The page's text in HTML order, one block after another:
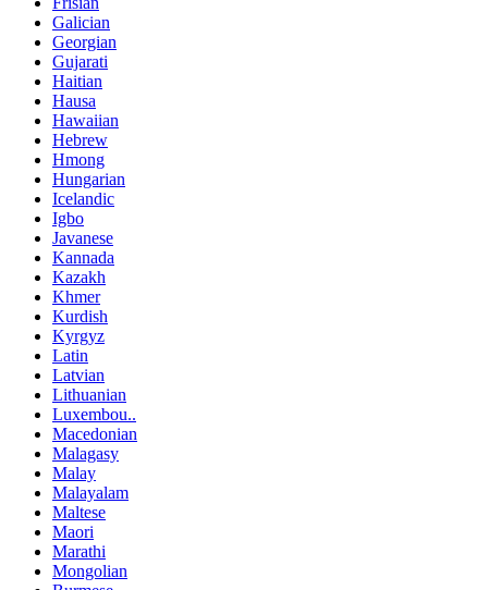
Galician
Georgian
Gujarati
Haitian
Hausa
Hawaiian
Hebrew
Hmong
Hungarian
Icelandic
Igbo
Javanese
Kannada
Kazakh
Khmer
Kurdish
Kyrgyz
Latin
Latvian
Lithuanian
Luxembou..
Macedonian
Malagasy
Malay
Malayalam
Maltese
Maori
Marathi
Mongolian